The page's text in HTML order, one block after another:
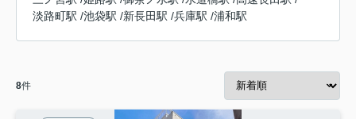
淡路町駅 /池袋駅 /新長田駅 /兵庫駅 /浦和駅
8件